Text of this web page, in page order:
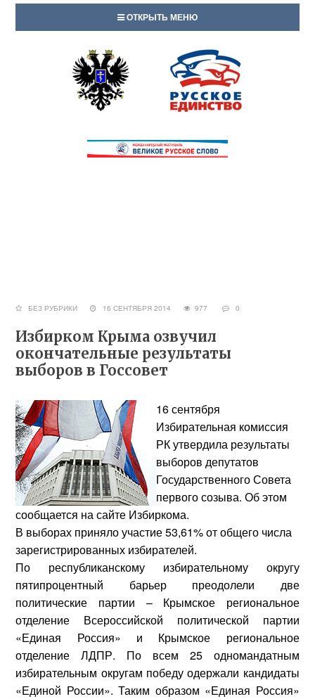
ОТКРЫТЬ МЕНЮ
БЕЗ РУБРИКИ 16 СЕНТЯБРЯ 2014 977 0
Избирком Крыма озвучил
окончательные результаты
выборов в Госсовет
16 сентября
Избирательная комиссия
РК утвердила результаты
выборов депутатов
Государственного Совета
первого созыва. Об этом
сообщается на сайте Избиркома.
В выборах приняло участие 53,61% от общего числа
зарегистрированных избирателей.
По республиканскому избирательному округу
пятипроцентный барьер преодолели две
политические партии – Крымское региональное
отделение Всероссийской политической партии
«Единая Россия» и Крымское региональное
отделение ЛДПР. По всем 25 одномандатным
избирательным округам победу одержали кандидаты
«Единой России». Таким образом «Единая Россия»